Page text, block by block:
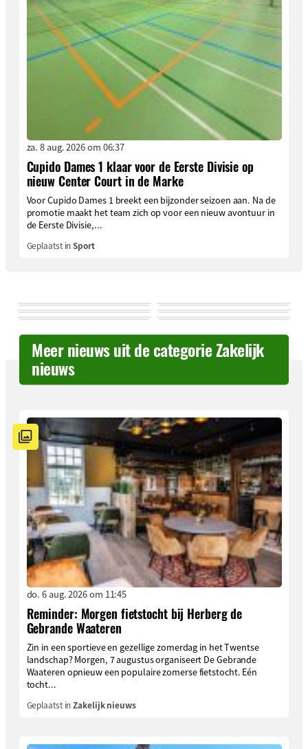
za. 8 aug. 2026 om 06:37
Cupido Dames 1 klaar voor de Eerste Divisie op
nieuw Center Court in de Marke
Voor Cupido Dames 1 breekt een bijzonder seizoen aan. Na de
promotie maakt het team zich op voor een nieuw avontuur in
de Eerste Divisie,...
Geplaatst inSport
Meer nieuws uit de categorie Zakelijk
nieuws
do. 6 aug. 2026 om 11:45
Reminder: Morgen fietstocht bij Herberg de
Gebrande Waateren
Zin in een sportieve en gezellige zomerdag in het Twentse
landschap? Morgen, 7 augustus organiseert De Gebrande
Waateren opnieuw een populaire zomerse fietstocht. Eén
tocht...
Geplaatst inZakelijk nieuws